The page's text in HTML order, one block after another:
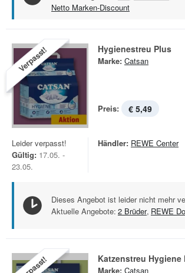
Netto Marken-Discount
Verpasst! Hygienestreu Plus
Marke: Catsan
Preis: € 5,49
Leider verpasst!
Gültig: 17.05. -
23.05.
Händler: REWE Center
Dieses Angebot ist leider nicht mehr
Aktuelle Angebote: 2 Brüder, REWE
Katzenstreu Hygiene
Marke: Catsan